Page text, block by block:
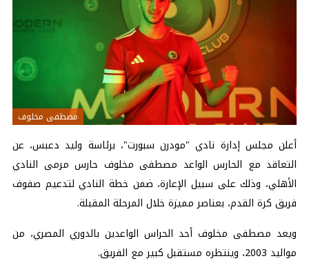
مصطفى مخلوف
أعلن مجلس إدارة نادي "مودرن سبورت"، برئاسة وليد دعبس، عن
التعاقد مع الحارس الواعد مصطفى مخلوف حارس مرمى النادي
الأهلي، وذلك على سبيل الإعارة، ضمن خطة النادي لتدعيم صفوف
فريق كرة القدم، بعناصر مميزة خلال المرحلة المقبلة.
ويعد مصطفى مخلوف أحد الحراس الواعدين بالدوري المصري، من
مواليد 2003، وينتظره مستقبل كبير مع الفريق.